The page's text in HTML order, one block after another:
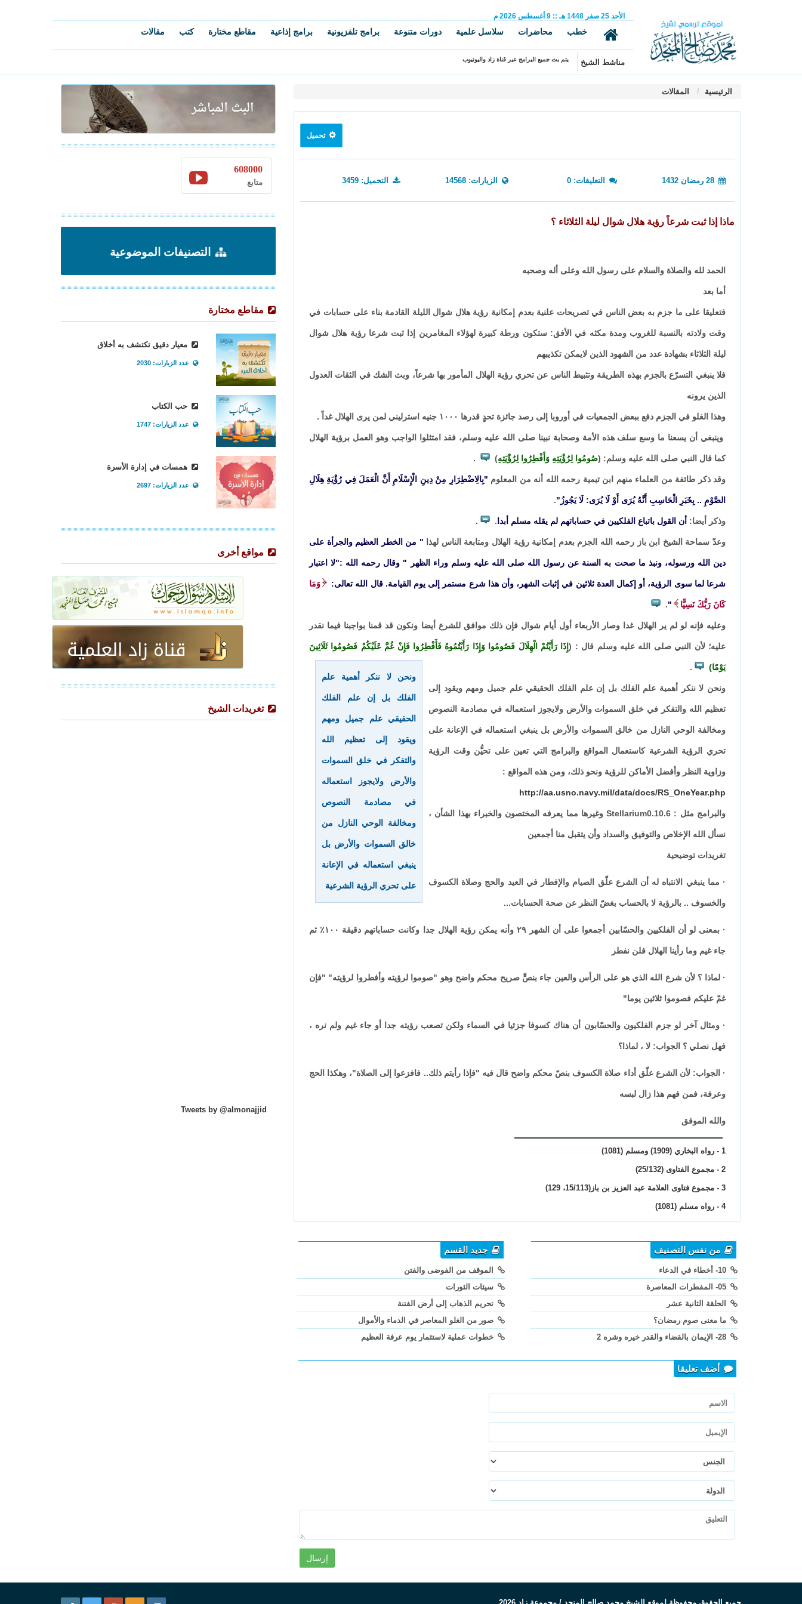
الأحد 25 صفر 1448 هـ ::
9 أغسطس 2026 م
خطب محاضرات سلاسل علمية دورات متنوعة برامج تلفزيونية برامج إذاعية مقاطع مختارة كتب مقالات
مناشط الشيخ يتم بث جميع البرامج عبر قناة زاد واليوتيوب
الرئيسية المقالات
تحميل
التعليقات: 0 الزيارات: 14568 التحميل: 3459
ماذا إذا ثبت شرعاً رؤية هلال شوال ليلة الثلاثاء ؟
الحمد لله والصلاة والسلام على رسول الله وعلى أله وصحبه
أما بعد
فتعليقا على ما جزم به بعض الناس في تصريحات علنية بعدم إمكانية رؤية هلال شوال الليلة القادمة بناء على حسابات في
وقت ولادته بالنسبة للغروب ومدة مكثه في الأفق: ستكون ورطة كبيرة لهؤلاء المغامرين إذا ثبت شرعا رؤية هلال شوال
ليلة الثلاثاء بشهادة عدد من الشهود الذين لايمكن تكذيبهم
فلا ينبغي التسرّع بالجزم بهذه الطريقة وتثبيط الناس عن تحري رؤية الهلال المأمور بها شرعاً، وبث الشك في الثقات العدول
الذين يرونه
وهذا الغلو في الجزم دفع ببعض الجمعيات في أوروبا إلى رصد جائزة تحدٍ قدرها ١٠٠٠ جنيه استرليني لمن يرى الهلال غداً .
وينبغي أن يسعنا ما وسع سلف هذه الأمة وصحابة نبينا صلى الله عليه وسلم، فقد امتثلوا الواجب وهو العمل برؤية الهلال
كما قال النبي صلى الله عليه وسلم: (صُومُوا لِرُؤْيَتِهِ وَأَفْطِرُوا لِرُؤْيَتِهِ)
.
وقد ذكر طائفة من العلماء منهم ابن تيمية رحمه الله أنه من المعلوم "بِالِاضْطِرَارِ مِنْ دِينِ الْإِسْلَامِ أَنَّ الْعَمَلَ فِي رُؤْيَةِ هِلَالِ
الصَّوْمِ .. بِخَبَرِ الْحَاسِبِ أَنَّهُ يُرَى أَوْ لَا يُرَى: لَا يَجُوزُ".
وذكر أيضا: أن القول باتباع الفلكيين في حساباتهم لم يقله مسلم أبدا .
.
وعدّ سماحة الشيخ ابن باز رحمه الله الجزم بعدم إمكانية رؤية الهلال ومتابعة الناس لهذا " من الخطر العظيم والجرأة على
دين الله ورسوله، ونبذ ما صحت به السنة عن رسول الله صلى الله عليه وسلم وراء الظهر " وقال رحمه الله :"لا اعتبار
شرعا لما سوى الرؤية، أو إكمال العدة ثلاثين في إثبات الشهر، وأن هذا شرع مستمر إلى يوم القيامة. قال الله تعالى: وَمَا
كَانَ رَبُّكَ نَسِيًّا "
.
وعليه فإنه لو لم ير الهلال غدا وصار الأربعاء أول أيام شوال فإن ذلك موافق للشرع أيضا ونكون قد قمنا بواجبنا فيما نقدر
عليه؛ لأن النبي صلى الله عليه وسلم قال : (إِذَا رَأَيْتُمْ الْهِلَالَ فَصُومُوا وَإِذَا رَأَيْتُمُوهُ فَأَفْطِرُوا فَإِنْ غُمَّ عَلَيْكُمْ فَصُومُوا ثَلَاثِينَ
يَوْمًا)
.
ونحن لا ننكر أهمية علم
الفلك بل إن علم الفلك
الحقيقي علم جميل ومهم
ويقود إلى تعظيم الله
والتفكر في خلق السموات
والأرض ولايجوز استعماله
في مصادمة النصوص
ومخالفة الوحي النازل من
خالق السموات والأرض بل
ينبغي استعماله في الإعانة
على تحري الرؤية الشرعية
ونحن لا ننكر أهمية علم الفلك بل إن علم الفلك الحقيقي علم جميل ومهم ويقود إلى
تعظيم الله والتفكر في خلق السموات والأرض ولايجوز استعماله في مصادمة النصوص
ومخالفة الوحي النازل من خالق السموات والأرض بل ينبغي استعماله في الإعانة على
تحري الرؤية الشرعية كاستعمال المواقع والبرامج التي تعين على تحيُّن وقت الرؤية
وزاوية النظر وأفضل الأماكن للرؤية ونحو ذلك، ومن هذه المواقع :
http://aa.usno.navy.mil/data/docs/RS_OneYear.php
والبرامج مثل : Stellarium0.10.6 وغيرها مما يعرفه المختصون والخبراء بهذا الشأن ،
نسأل الله الإخلاص والتوفيق والسداد وأن يتقبل منا أجمعين
تغريدات توضيحية
· مما ينبغي الانتباه له أن الشرع علّق الصيام والإفطار في العيد والحج وصلاة الكسوف
والخسوف .. بالرؤية لا بالحساب بغضّ النظر عن صحة الحسابات...
· بمعنى لو أن الفلكيين والحسّابين أجمعوا على أن الشهر ٢٩ وأنه يمكن رؤية الهلال جدا وكانت حساباتهم دقيقة ١٠٠٪ ثم
جاء غيم وما رأينا الهلال فلن نفطر
· لماذا ؟ لأن شرع الله الذي هو على الرأس والعين جاء بنصٍّ صريح محكم واضح وهو "صوموا لرؤيته وأفطروا لرؤيته" "فإن
غمّ عليكم فصوموا ثلاثين يوما"
· ومثال آخر لو جزم الفلكيون والحسّابون أن هناك كسوفا جزئيا في السماء ولكن تصعب رؤيته جدا أو جاء غيم ولم نره ،
فهل نصلي ؟ الجواب: لا ، لماذا؟
· الجواب: لأن الشرع علّق أداء صلاة الكسوف بنصّ محكم واضح قال فيه "فإذا رأيتم ذلك.. فافزعوا إلى الصلاة"، وهكذا الحج
وعرفة، فمن فهم هذا زال لبسه
والله الموفق
1 - رواه البخاري (1909) ومسلم (1081)
2 - مجموع الفتاوى (25/132)
3 - مجموع فتاوى العلامة عبد العزيز بن باز(15/113، 129)
4 - رواه مسلم (1081)
من نفس التصنيف
الحلقة الثانية عشر
ما معنى صوم رمضان؟
جديد القسم
الموقف من الفوضى والفتن
سيئات الثورات
تحريم الذهاب إلى أرض الفتنة
صور من الغلو المعاصر في الدماء والأموال
خطوات عملية لاستثمار يوم عرفة العظيم
أضف تعليقا
إرسال
608000
متابع
التصنيفات الموضوعية
مقاطع مختارة
معيار دقيق تكتشف به أخلاق
عدد الزيارات: 2030
حب الكتاب
عدد الزيارات: 1747
همسات في إدارة الأسرة
عدد الزيارات: 2697
مواقع أخرى
تغريدات الشيخ
Tweets by @almonajjid